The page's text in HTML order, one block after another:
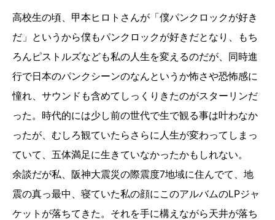
高校生の頃、甲本ヒロトさんが「僕パンクロックが好き
だ」というから僕もパンクロックが好きだとなり、もち
ろんピストルズなども私の人生を変えるのだが、同時進
行で日本のパンクシーンのなんというか怖さや恐怖感に
憧れ、サウンドも含めてしっくりきたのがスターリンだ
った。時代的には少し前の世代で生で観る事は叶わなか
ったが、むしろ観ていたらさらに人生が変わってしまっ
ていて、五体満足に生きていなかったかもしれない。
余談だが私、阪神大震災の際震度7地域に住んでて、地
震の真っ最中、寝ていた私の顔にこのアルバムのLPジャ
ケットが落ちてきた。それを手に構えながら天井が落ち